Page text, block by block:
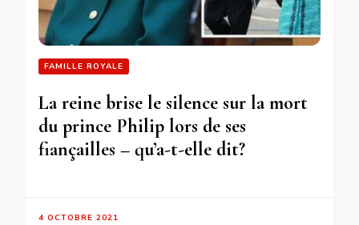
FAMILLE ROYALE
La reine brise le silence sur la mort
du prince Philip lors de ses
fiançailles – qu’a-t-elle dit?
4 OCTOBRE 2021